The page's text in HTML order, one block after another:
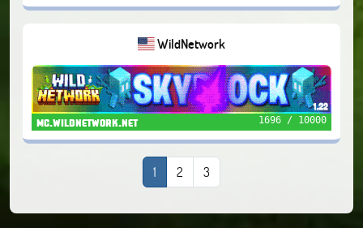
WildNetwork
mc.wildnetwork.net 1696 / 10000
1 2 3